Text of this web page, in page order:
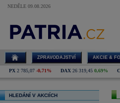
NEDĚLE 09.08.2026
ZPRAVODAJSTVÍ AKCIE &
PX 2 785,07 -0,71% DAX 26 319,45 0,69%
HLEDÁNÍ V AKCIÍCH